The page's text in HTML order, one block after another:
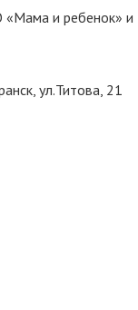
«Мама и ребенок» и
ул.Титова, 21